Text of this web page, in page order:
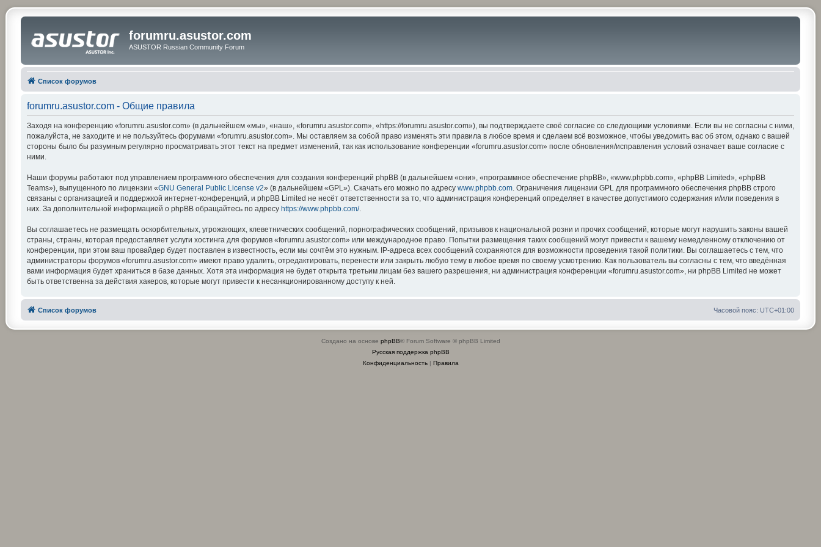
forumru.asustor.com
ASUSTOR Russian Community Forum
Список форумов
forumru.asustor.com - Общие правила
Заходя на конференцию «forumru.asustor.com» (в дальнейшем «мы», «наш», «forumru.asustor.com», «https://forumru.asustor.com»), вы подтверждаете своё согласие со следующими условиями. Если вы не согласны с ними,
пожалуйста, не заходите и не пользуйтесь форумами «forumru.asustor.com». Мы оставляем за собой право изменять эти правила в любое время и сделаем всё возможное, чтобы уведомить вас об этом, однако с вашей
стороны было бы разумным регулярно просматривать этот текст на предмет изменений, так как использование конференции «forumru.asustor.com» после обновления/исправления условий означает ваше согласие с
ними.
Наши форумы работают под управлением программного обеспечения для создания конференций phpBB (в дальнейшем «они», «программное обеспечение phpBB», «www.phpbb.com», «phpBB Limited», «phpBB
Teams»), выпущенного по лицензии «GNU General Public License v2» (в дальнейшем «GPL»). Скачать его можно по адресу www.phpbb.com. Ограничения лицензии GPL для программного обеспечения phpBB строго
связаны с организацией и поддержкой интернет-конференций, и phpBB Limited не несёт ответственности за то, что администрация конференций определяет в качестве допустимого содержания и/или поведения в
них. За дополнительной информацией о phpBB обращайтесь по адресу https://www.phpbb.com/.
Вы соглашаетесь не размещать оскорбительных, угрожающих, клеветнических сообщений, порнографических сообщений, призывов к национальной розни и прочих сообщений, которые могут нарушить законы вашей
страны, страны, которая предоставляет услуги хостинга для форумов «forumru.asustor.com» или международное право. Попытки размещения таких сообщений могут привести к вашему немедленному отключению от
конференции, при этом ваш провайдер будет поставлен в известность, если мы сочтём это нужным. IP-адреса всех сообщений сохраняются для возможности проведения такой политики. Вы соглашаетесь с тем, что
администраторы форумов «forumru.asustor.com» имеют право удалить, отредактировать, перенести или закрыть любую тему в любое время по своему усмотрению. Как пользователь вы согласны с тем, что введённая
вами информация будет храниться в базе данных. Хотя эта информация не будет открыта третьим лицам без вашего разрешения, ни администрация конференции «forumru.asustor.com», ни phpBB Limited не может
быть ответственна за действия хакеров, которые могут привести к несанкционированному доступу к ней.
Список форумов Часовой пояс: UTC+01:00
Создано на основе phpBB® Forum Software © phpBB Limited
Русская поддержка phpBB
Конфиденциальность| Правила